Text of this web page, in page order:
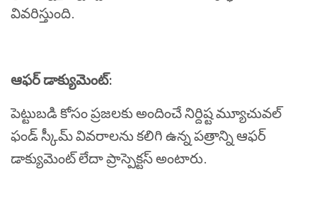
వివరిస్తుంది.
ఆఫర్డాక్యుమెంట్:
పెట్టుబడి కోసంప్రజలకుఅందించేనిర్దిష్టమ్యూచువల్
ఫండ్ స్కీమ్వివరాలనుకలిగి ఉన్నపత్రాన్నిఆఫర్
డాక్యుమెంట్లేదాప్రాస్పెక్టస్అంటారు.